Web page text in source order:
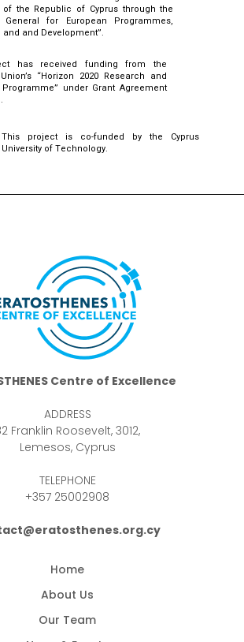
of the Republic of Cyprus through the
General for European Programmes,
and Development”.
has received funding from the
“Horizon 2020 Research and
Programme” under Grant Agreement
This project is co-funded by the Cyprus
University of Technology.
Centre of Excellence
ADDRESS
Franklin Roosevelt, 3012,
Lemesos, Cyprus
TELEPHONE
+357 25002908
Home
About Us
Our Team